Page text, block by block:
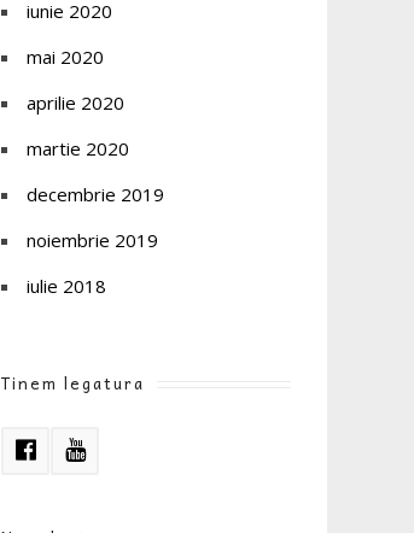
iunie 2020
mai 2020
aprilie 2020
martie 2020
decembrie 2019
noiembrie 2019
iulie 2018
Tinem legatura